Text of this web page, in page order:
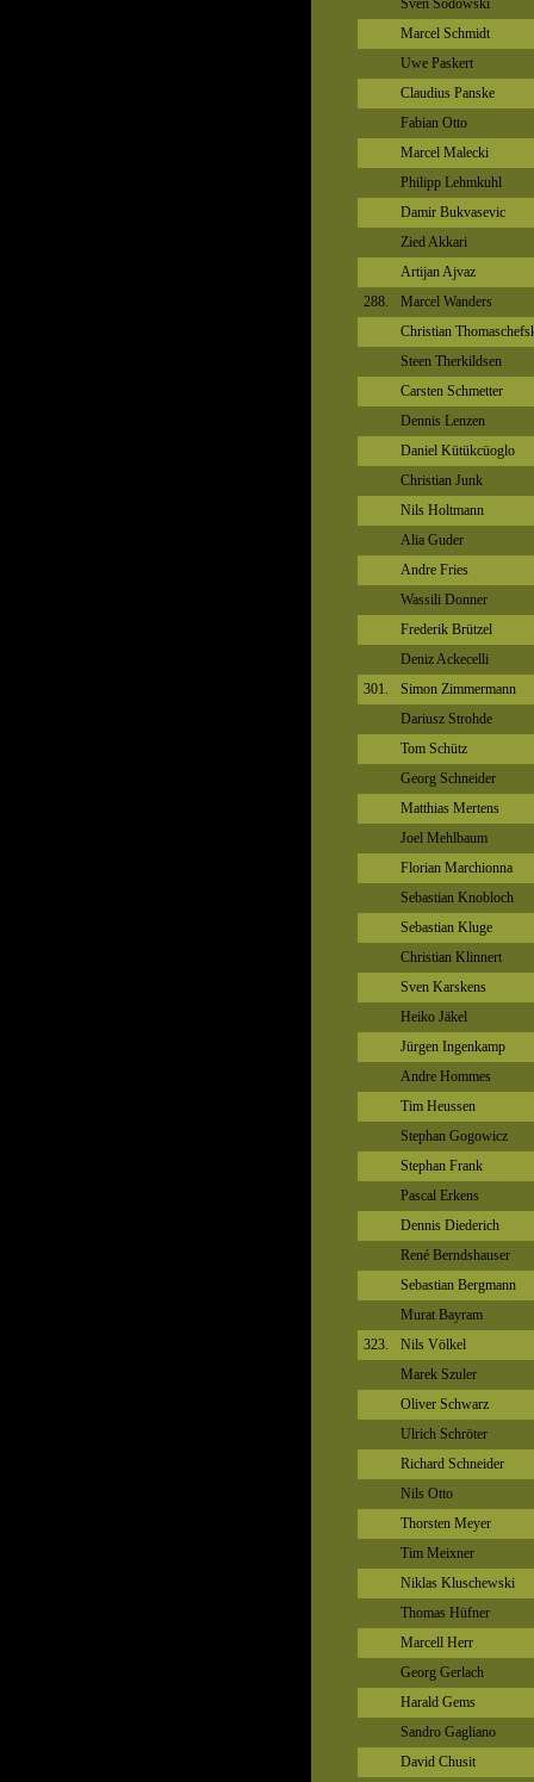
Sven Sodowski
Marcel Schmidt
Uwe Paskert
Claudius Panske
Fabian Otto
Marcel Malecki
Philipp Lehmkuhl
Damir Bukvasevic
Zied Akkari
Artijan Ajvaz
288.
Marcel Wanders
Christian
Steen Therkildsen
Carsten Schmetter
Dennis Lenzen
Daniel Kütükcüoglo
Christian Junk
Nils Holtmann
Alia Guder
Andre Fries
Wassili Donner
Frederik Brützel
Deniz Ackecelli
301.
Simon Zimmermann
Dariusz Strohde
Tom Schütz
Georg Schneider
Matthias Mertens
Joel Mehlbaum
Florian Marchionna
Sebastian Knobloch
Sebastian Kluge
Christian Klinnert
Sven Karskens
Heiko Jäkel
Jürgen Ingenkamp
Andre Hommes
Tim Heussen
Stephan Gogowicz
Stephan Frank
Pascal Erkens
Dennis Diederich
René Berndshauser
Sebastian Bergmann
Murat Bayram
323.
Nils Völkel
Marek Szuler
Oliver Schwarz
Ulrich Schröter
Richard Schneider
Nils Otto
Thorsten Meyer
Tim Meixner
Niklas Kluschewski
Thomas Hüfner
Marcell Herr
Georg Gerlach
Harald Gems
Sandro Gagliano
David Chusit